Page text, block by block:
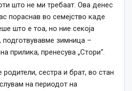
што не ми требаат. Ова денес
пораснав во семејство каде
што е тоа, но ние секоја
подготвувавме зимница –
прилика, пренесува „Стори“.
сестра и брат, во стан
на периодот на